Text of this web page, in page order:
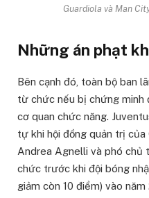
Guardiola và Man
Những án phạt
Bên cạnh đó, toàn bộ ban
từ chức nếu bị chứng minh
cơ quan chức năng.
tự khi hội đồng quản trị
Andrea Agnelli và phó chủ
chức trước khi đội bóng
giảm còn 10 điểm) vào năm